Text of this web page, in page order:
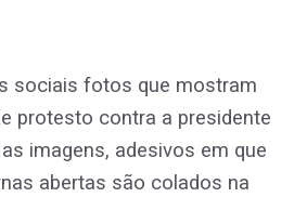
sociais fotos que mostram
protesto contra a presidente
imagens, adesivos em que
abertas são colados na